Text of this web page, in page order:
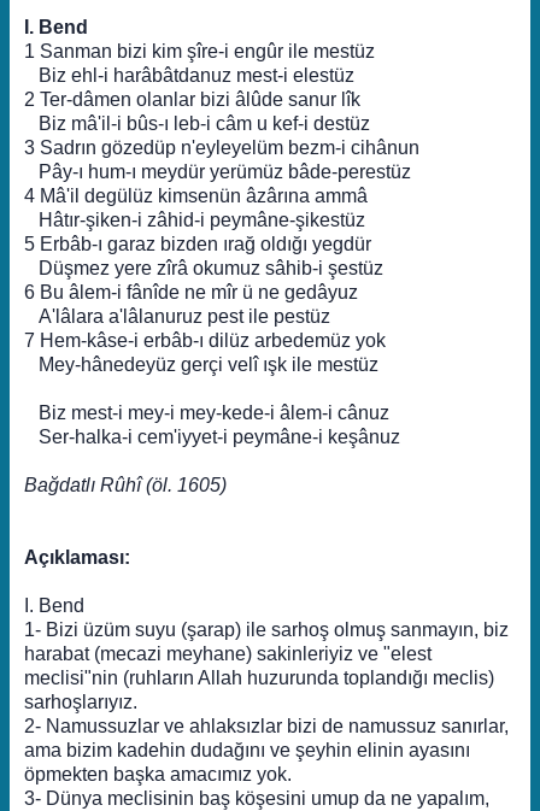
I. Bend
1 Sanman bizi kim şîre-i engûr ile mestüz
Biz ehl-i harâbâtdanuz mest-i elestüz
2 Ter-dâmen olanlar bizi âlûde sanur lîk
Biz mâ'il-i bûs-ı leb-i câm u kef-i destüz
3 Sadrın gözedüp n'eyleyelüm bezm-i cihânun
Pây-ı hum-ı meydür yerümüz bâde-perestüz
4 Mâ'il degülüz kimsenün âzârına ammâ
Hâtır-şiken-i zâhid-i peymâne-şikestüz
5 Erbâb-ı garaz bizden ırağ oldığı yegdür
Düşmez yere zîrâ okumuz sâhib-i şestüz
6 Bu âlem-i fânîde ne mîr ü ne gedâyuz
A'lâlara a'lâlanuruz pest ile pestüz
7 Hem-kâse-i erbâb-ı dilüz arbedemüz yok
Mey-hânedeyüz gerçi velî ışk ile mestüz
Biz mest-i mey-i mey-kede-i âlem-i cânuz
Ser-halka-i cem'iyyet-i peymâne-i keşânuz
Bağdatlı Rûhî (öl. 1605)
Açıklaması:
I. Bend
1- Bizi üzüm suyu (şarap) ile sarhoş olmuş sanmayın, biz
harabat (mecazi meyhane) sakinleriyiz ve "elest
meclisi"nin (ruhların Allah huzurunda toplandığı meclis)
sarhoşlarıyız.
2- Namussuzlar ve ahlaksızlar bizi de namussuz sanırlar,
ama bizim kadehin dudağını ve şeyhin elinin ayasını
öpmekten başka amacımız yok.
3- Dünya meclisinin baş köşesini umup da ne yapalım,